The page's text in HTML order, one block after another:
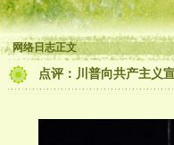
网络日志正文
点评：川普向共产主义